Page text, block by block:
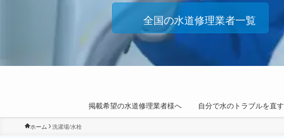
掲載希望の水道修理業者様へ 自分で水のトラブルを直す
全国の水道修理業者一覧
ホーム 洗濯場/水栓